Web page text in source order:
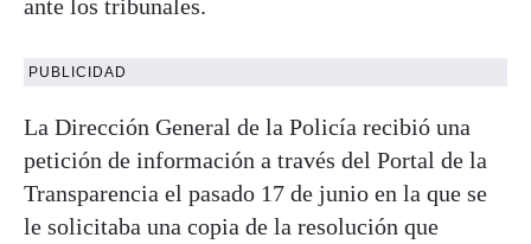
ante los tribunales.
PUBLICIDAD
La Dirección General de la Policía recibió una
petición de información a través del Portal de la
Transparencia el pasado 17 de junio en la que se
le solicitaba una copia de la resolución que